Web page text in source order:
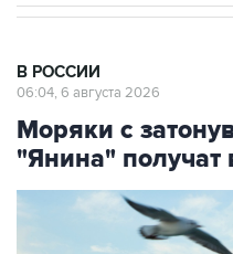
В РОССИИ
06:04, 6 августа 2026
Моряки с
"Янина"